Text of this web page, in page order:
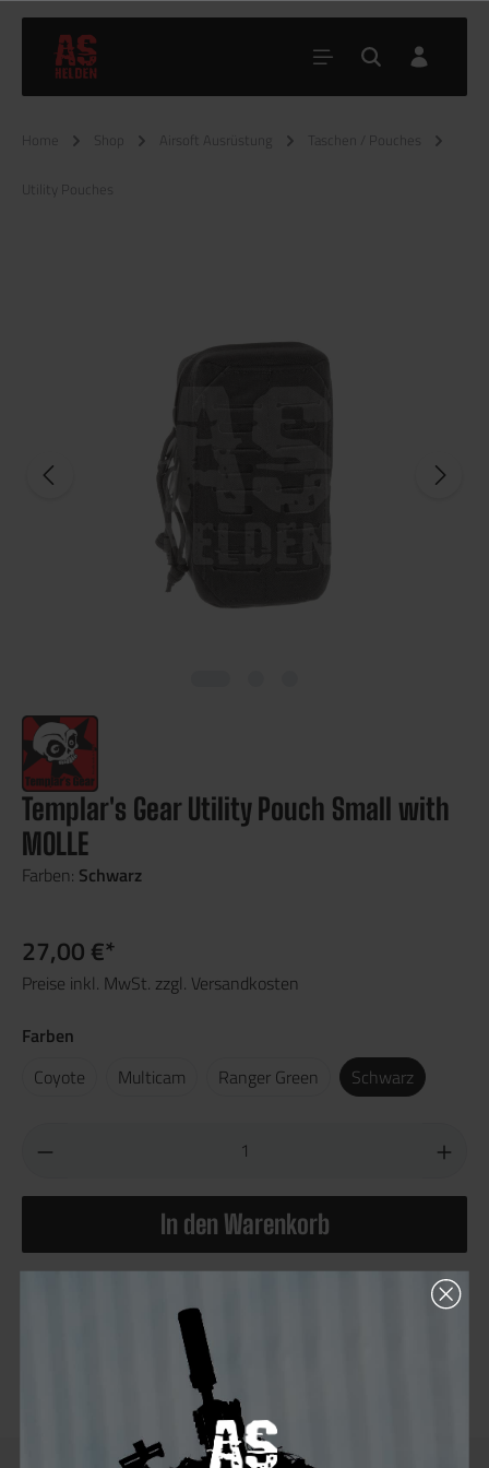
Home Shop Airsoft Ausrüstung Taschen / Pouches
Utility Pouches
Templar's Gear Utility Pouch Small with
MOLLE
Farben: Schwarz
27,00 €*
Preise inkl. MwSt. zzgl. Versandkosten
Farben
Coyote
Multicam Ranger Green Schwarz
In den Warenkorb
104930.4
Templar's Gear
Sie erhalten 27 Bonus Punkte für diese Bestellung